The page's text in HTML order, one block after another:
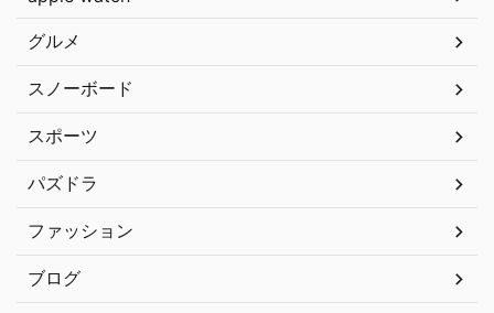
グルメ
スノーボード
スポーツ
パズドラ
ファッション
ブログ